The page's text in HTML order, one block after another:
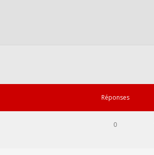
Réponses
0